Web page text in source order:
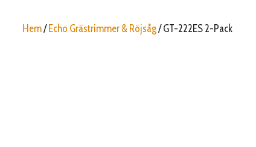
Hem/ Echo Grästrimmer & Röjsåg/ GT-222ES 2-Pack